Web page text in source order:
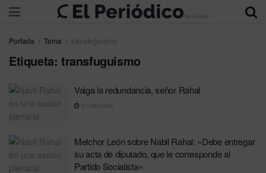
Portada Tema transfuguismo
Etiqueta: transfuguismo
Valga la redundancia, señor Rahal
21/06/2024
Melchor León sobre Nabil Rahal: «Debe entregar
su acta de diputado, que le corresponde al
Partido Socialista»